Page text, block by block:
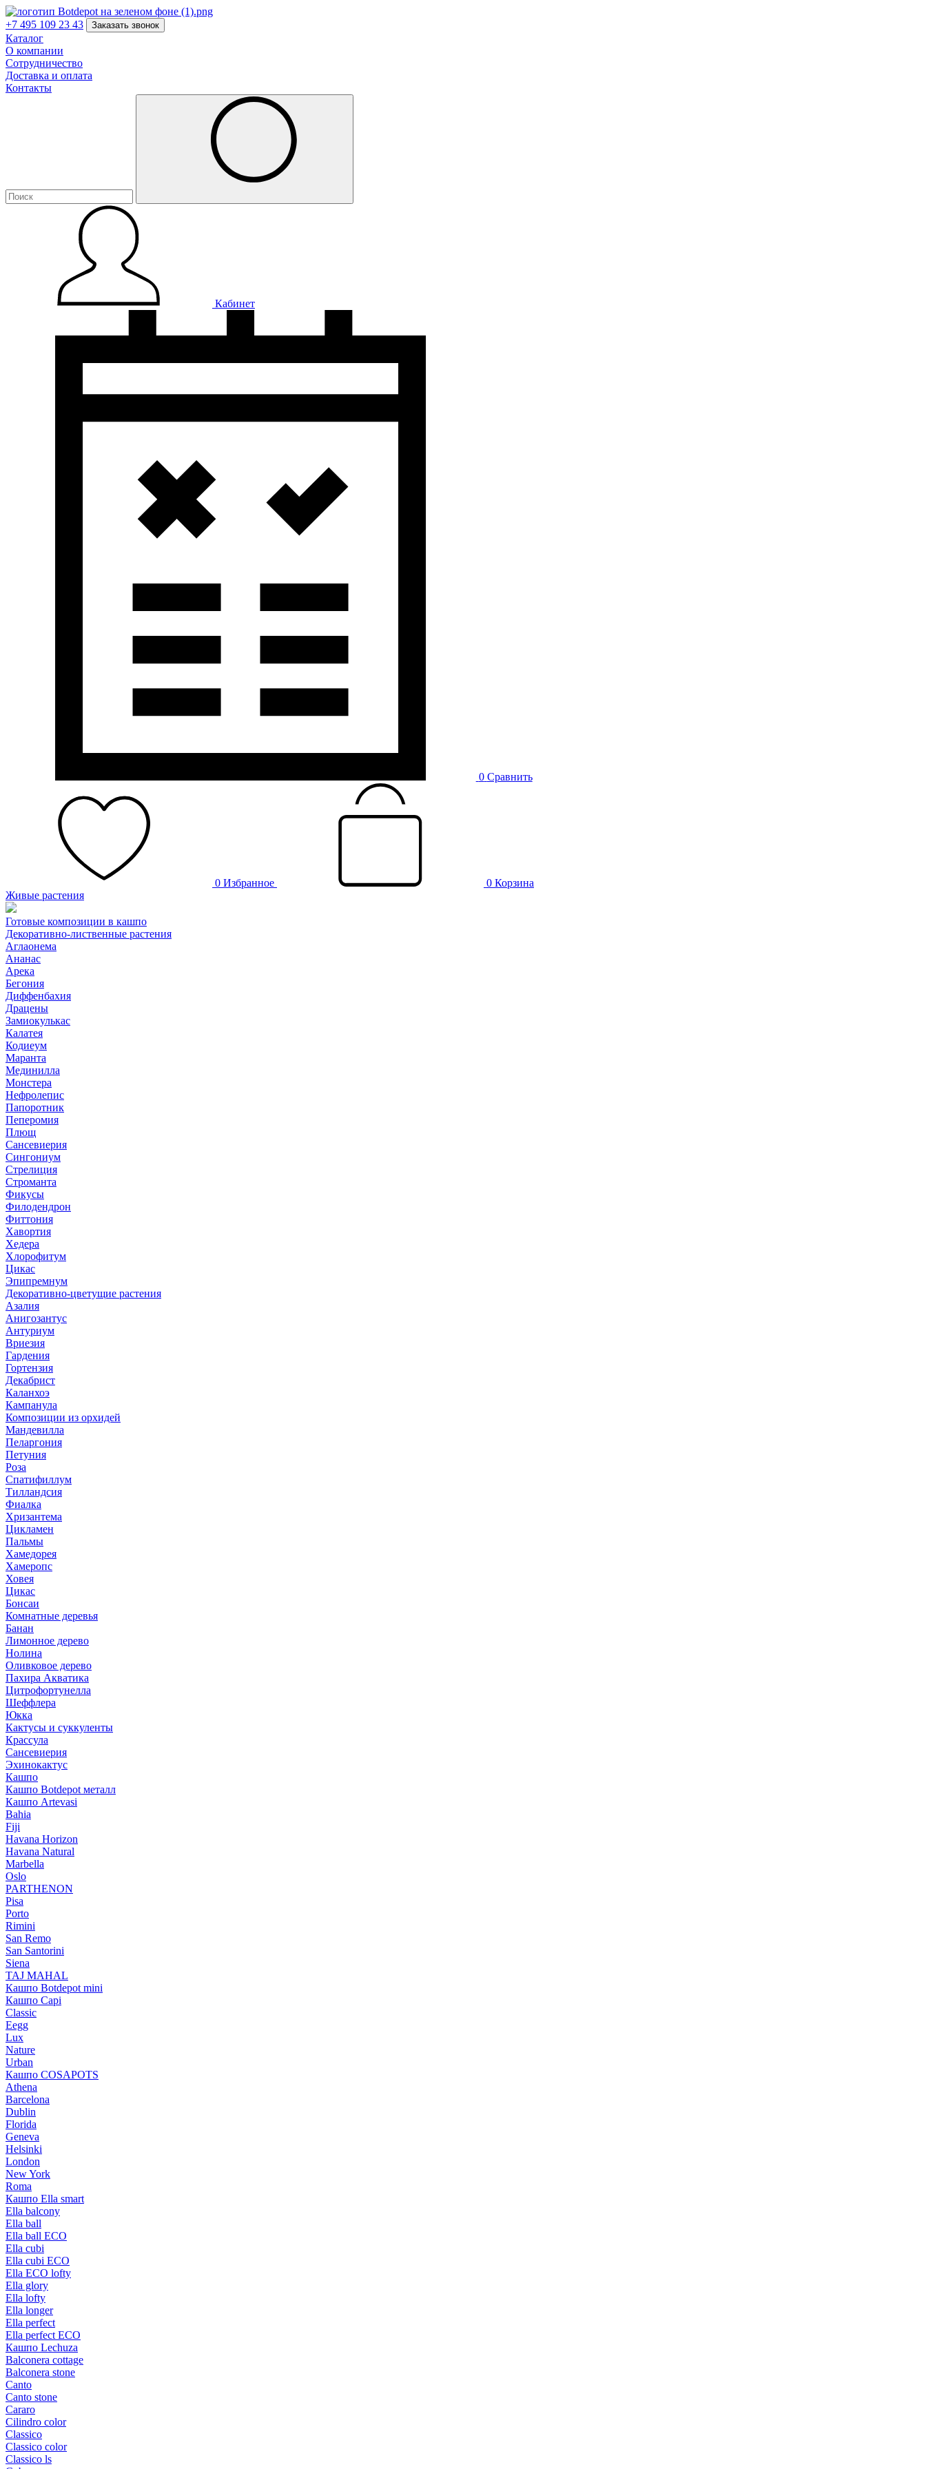
+7 495 109 23 43 Заказать звонок
Каталог
О компании
Сотрудничество
Доставка и оплата
Контакты
Кабинет
0 Сравнить
0 Избранное 0 Корзина
Живые растения
Готовые композиции в кашпо
Декоративно-лиственные растения
Аглаонема
Ананас
Арека
Бегония
Диффенбахия
Драцены
Замиокулькас
Калатея
Кодиеум
Маранта
Мединилла
Монстера
Нефролепис
Папоротник
Пеперомия
Плющ
Сансевиерия
Сингониум
Стрелиция
Строманта
Фикусы
Филодендрон
Фиттония
Хавортия
Хедера
Хлорофитум
Цикас
Эпипремнум
Декоративно-цветущие растения
Азалия
Анигозантус
Антуриум
Вриезия
Гардения
Гортензия
Декабрист
Каланхоэ
Кампанула
Композиции из орхидей
Мандевилла
Пеларгония
Петуния
Роза
Спатифиллум
Тилландсия
Фиалка
Хризантема
Цикламен
Пальмы
Хамедорея
Хамеропс
Ховея
Цикас
Бонсаи
Комнатные деревья
Банан
Лимонное дерево
Нолина
Оливковое дерево
Пахира Акватика
Цитрофортунелла
Шеффлера
Юкка
Кактусы и суккуленты
Крассула
Сансевиерия
Эхинокактус
Кашпо
Кашпо Botdepot металл
Кашпо Artevasi
Bahia
Fiji
Havana Horizon
Havana Natural
Marbella
Oslo
PARTHENON
Pisa
Porto
Rimini
San Remo
San Santorini
Siena
TAJ MAHAL
Кашпо Botdepot mini
Кашпо Capi
Classic
Eegg
Lux
Nature
Urban
Кашпо COSAPOTS
Athena
Barcelona
Dublin
Florida
Geneva
Helsinki
London
New York
Roma
Кашпо Ella smart
Ella balcony
Ella ball
Ella ball ECO
Ella cubi
Ella cubi ECO
Ella ECO lofty
Ella glory
Ella lofty
Ella longer
Ella perfect
Ella perfect ECO
Кашпо Lechuza
Balconera cottage
Balconera stone
Canto
Canto stone
Cararo
Cilindro color
Classico
Classico color
Classico ls